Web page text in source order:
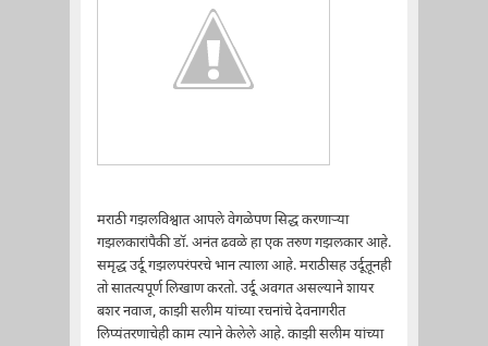
मराठी गझलविश्वात आपले वेगळेपण सिद्ध करणाऱ्या
गझलकारांपैकी डॉ. अनंत ढवळे हा एक तरुण गझलकार आहे.
समृद्ध उर्दू गझलपरंपरचे भान त्याला आहे. मराठीसह उर्दूतूनही
तो सातत्यपूर्ण लिखाण करतो. उर्दू अवगत असल्याने शायर
बशर नवाज, काझी सलीम यांच्या रचनांचे देवनागरीत
लिप्यंतरणाचेही काम त्याने केलेले आहे. काझी सलीम यांच्या